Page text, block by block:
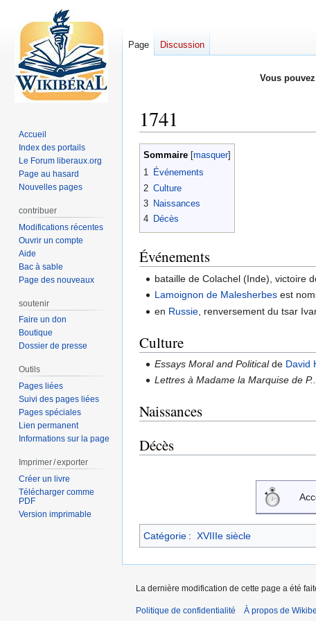
Vous
1741
Aller
Aller
Sommaire
1 Événements
2 Culture
3 Naissances
4 Décès
Événements
bataille de Colachel (Inde), victoire
Lamoignon de Malesherbes est
en Russie , renversement du tsar
Culture
Essays Moral and Politicalde David
Lettres à Madame la Marquise de
Naissances
Décès
Catégorie : XVIIIe siècle
Page Discussion
Accueil
Index des portails
Le Forum liberaux.org
Page au hasard
Nouvelles pages
contribuer
Modifications récentes
Ouvrir un compte
Aide
Bac à sable
Page des nouveaux
soutenir
Faire un don
Boutique
Dossier de presse
Outils
Pages liées
Suivi des pages liées
Pages spéciales
Lien permanent
Informations sur la page
Imprimer / exporter
Créer un livre
Télécharger comme
PDF
Version imprimable
La dernière modification de cette page a été
Politique de confidentialité À propos de